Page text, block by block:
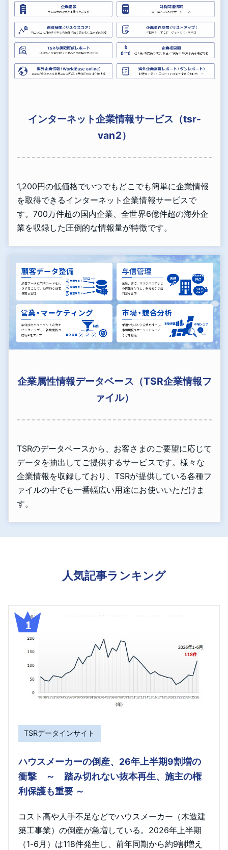
インターネット企業情報サービス（tsr-
van2）
1,200円の低価格でいつでもどこでも簡単に企業情報
を取得できるインターネット企業情報サービスで
す。700万件超の国内企業、全世界6億件超の海外企
業を収録した圧倒的な情報量が特徴です。
企業属性情報データベース（TSR企業情報フ
ァイル）
TSRのデータベースから、お客さまのご要望に応じて
データを抽出してご提供するサービスです。様々な
企業情報を収録しており、TSRが提供している各種フ
ァイルの中でも一番幅広い用途にお使いいただけま
す。
人気記事ランキング
TSRデータインサイト
ハウスメーカーの倒産、26年上半期9割増の
衝撃 ～ 踏み切れない抜本再生、施主の権
利保護も重要 ～
コスト高や人手不足などでハウスメーカー（木造建
築工事業）の倒産が急増している。2026年上半期
（1-6月）は118件発生し、前年同期から約9割増え